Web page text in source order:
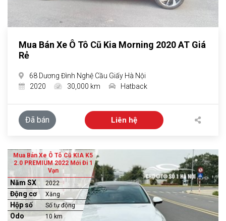
Mua Bán Xe Ô Tô Cũ Kia Morning 2020 AT Giá
Rẻ
68 Dương Đình Nghệ Cầu Giấy Hà Nội
2020
30,000 km Hatback
Đã bán Liên hệ
Mua Bán Xe Ô Tô Cũ KIA K5
2.0 PREMIUM 2022 Mới Đi 1
Vạn
Năm SX 2022
Động cơ Xăng
Hộp số Số tự động
Odo 10 km